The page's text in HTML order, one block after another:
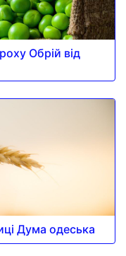
Обрій від
Дума одеська